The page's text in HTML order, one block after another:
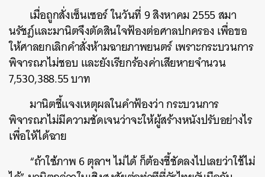
เมื่อถูกสั่งเซ็นเซอร์ ในวันที่ 9 สิงหาคม 2555 สมา
นรัชฎ์และมานิตจึงตัดสินใจฟ้องต่อศาลปกครอง เพื่อขอ
ให้ศาลยกเลิกคำสั่งห้ามฉายภาพยนตร์ เพราะกระบวนการ
พิจารณาไม่ชอบ และยังเรียกร้องค่าเสียหายจำนวน
7,530,388.55 บาท
มานิตชี้แจงเหตุผลในคำฟ้องว่า กระบวนการ
พิจารณาไม่มีความชัดเจนว่าจะให้ผู้สร้างหนังปรับอย่างไร
เพื่อให้ได้ฉาย
“ถ้าใช้ภาพ 6 ตุลาฯ ไม่ได้ ก็ต้องชี้ชัดลงไปเลยว่าใช้ไม่